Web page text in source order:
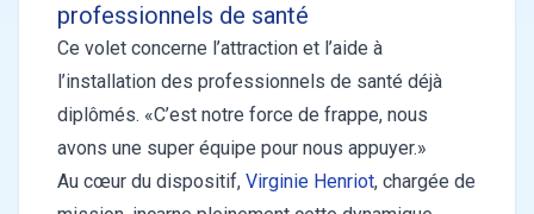
professionnels de santé
Ce volet concerne l’attraction et l’aide à
l’installation des professionnels de santé déjà
diplômés. «C’est notre force de frappe, nous
avons une super équipe pour nous appuyer.»
Au cœur du dispositif, Virginie Henriot, chargée de